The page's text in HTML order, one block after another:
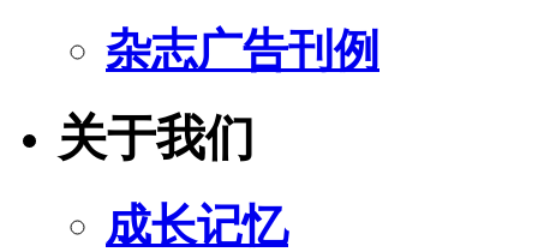
杂志广告刊例
关于我们
成长记忆